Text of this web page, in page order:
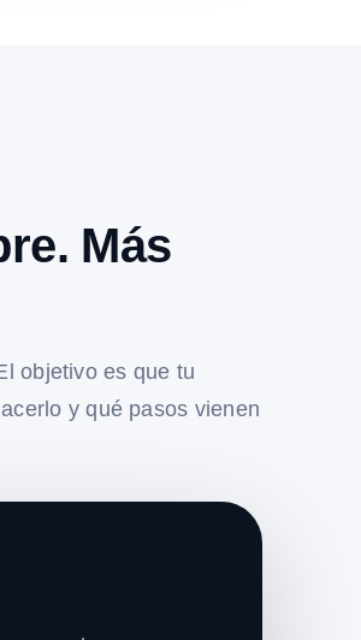
Más
objetivo es que tu
y qué pasos vienen